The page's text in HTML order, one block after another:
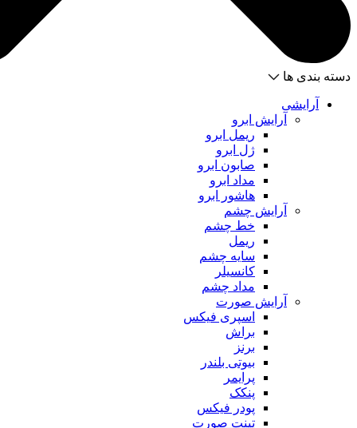
دسته بندی ها
آرایشی
آرایش ابرو
ریمل ابرو
ژل ابرو
صابون ابرو
مداد ابرو
هاشور ابرو
آرایش چشم
خط چشم
ریمل
سایه چشم
کانسیلر
مداد چشم
آرایش صورت
اسپری فیکس
براش
برنز
بیوتی بلندر
پرایمر
پنکک
پودر فیکس
تینت صورت